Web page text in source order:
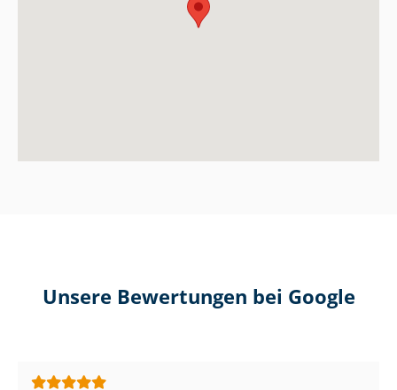
Unsere Bewertungen bei Google